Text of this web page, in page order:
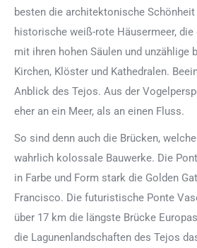
besten die architektonische
historische weiß-rote Häusermeer,
mit ihren hohen Säulen und unzählige
Kirchen, Klöster und Kathedralen.
Anblick des Tejos. Aus der
eher an ein Meer, als an einen Fluss.
So sind denn auch die Brücken,
wahrlich kolossale Bauwerke. Die
in Farbe und Form stark die Golden
Francisco. Die futuristische Ponte
über 17 km die längste Brücke
die Lagunenlandschaften des Tejos